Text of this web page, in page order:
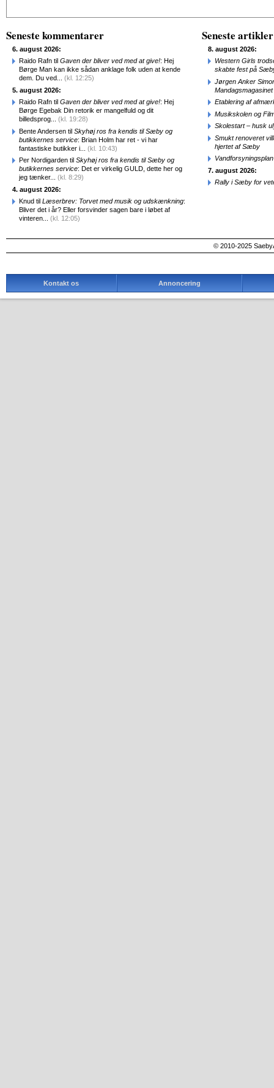
Seneste kommentarer
6. august 2026:
Raido Rafn til Gaven der bliver ved med at give!: Hej
Børge Man kan ikke sådan anklage folk uden at kende
dem. Du ved... (kl. 12:25)
5. august 2026:
Raido Rafn til Gaven der bliver ved med at give!: Hej
Børge Egebak Din retorik er mangelfuld og dit
billedsprog... (kl. 19:28)
Bente Andersen til Skyhøj ros fra kendis til Sæby og
butikkernes service: Brian Holm har ret - vi har
fantastiske butikker i... (kl. 10:43)
Per Nordigarden til Skyhøj ros fra kendis til Sæby og
butikkernes service: Det er virkelig GULD, dette her og
jeg tænker... (kl. 8:29)
4. august 2026:
Knud til Læserbrev: Torvet med musik og udskænkning:
Bliver det i år? Eller forsvinder sagen bare i løbet af
vinteren... (kl. 12:05)
Seneste artikler
8. august 2026:
Western Girls
skabte fest på
Jørgen Anker
Mandagsmagasinet
Etablering af
Musikskolen og
Skolestart – husk
Smukt renoveret
hjertet af Sæby
7. august 2026:
Rally i Sæby for
© 2010-2025
Kontakt os Annoncering